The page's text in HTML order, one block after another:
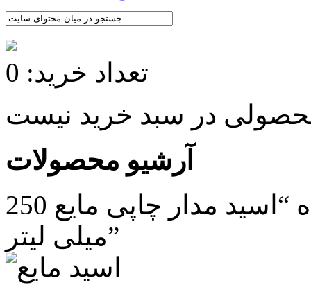
تعداد خرید: 0
آرشیو محصولات
/ محصولات برچسب خورده “اسید مدار چاپی مایع 250
میلی لیتر”